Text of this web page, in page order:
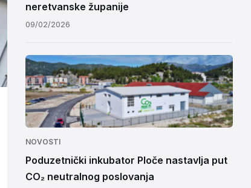
neretvanske županije
09/02/2026
NOVOSTI
Poduzetnički inkubator Ploče nastavlja put
CO₂ neutralnog poslovanja